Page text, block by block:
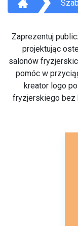
Zaprezentuj
projektując
salonów
pomóc w
kreator logo
fryzjerskiego bez